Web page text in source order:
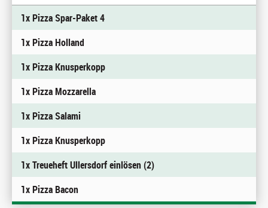
1x Pizza Spar-Paket 4
1x Pizza Holland
1x Pizza Knusperkopp
1x Pizza Mozzarella
1x Pizza Salami
1x Pizza Knusperkopp
1x Treueheft Ullersdorf einlösen (2)
1x Pizza Bacon